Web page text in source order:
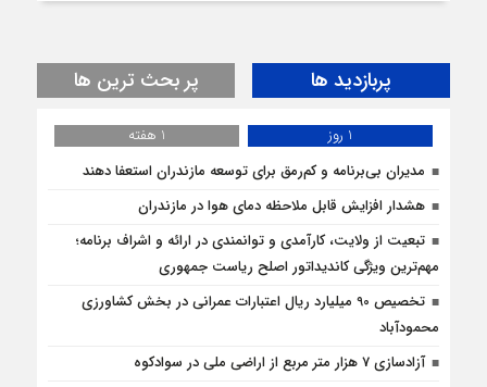
پربازدید ها پر بحث ترین ها
1 روز
1 هفته
مدیران بی‌برنامه و کم‌رمق برای توسعه مازندران استعفا دهند
هشدار افزایش قابل ملاحظه دمای هوا در مازندران
تبعیت از ولایت، کارآمدی و توانمندی در ارائه و اشراف برنامه؛
مهم‌ترین ویژگی کاندیداتور اصلح ریاست جمهوری
تخصیص 90 میلیارد ریال اعتبارات عمرانی در بخش کشاورزی
محمودآباد
آزادسازی 7 هزار متر مربع از اراضی ملی در سوادکوه